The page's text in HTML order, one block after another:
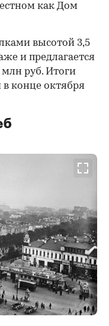
как Дом
высотой 3,5
и предлагается
млн руб. Итоги
в конце октября